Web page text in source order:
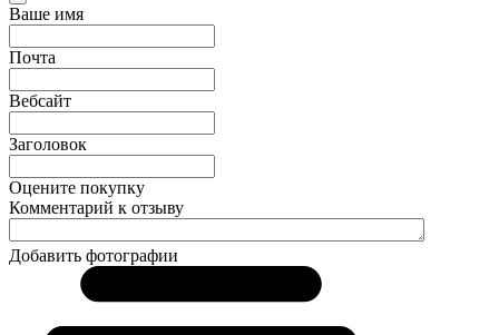
Ваше имя
Почта
Вебсайт
Заголовок
Оцените покупку
Комментарий к отзыву
Добавить фотографии